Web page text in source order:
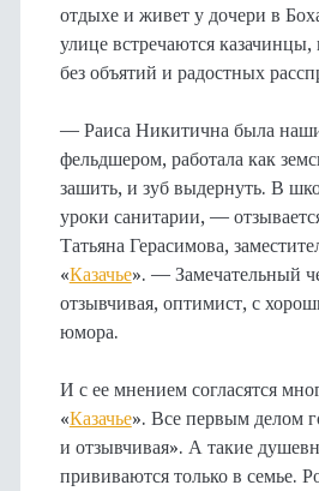
отдыхе и живет у дочери в
улице встречаются казачинцы,
без объятий и радостных
— Раиса Никитична была
фельдшером, работала как
зашить, и зуб выдернуть. В
уроки санитарии, —
Татьяна Герасимова,
«Казачье». — Замечательный
отзывчивая, оптимист, с
юмора.
И с ее мнением согласятся
«Казачье». Все первым делом
и отзывчивая». А такие
прививаются только в семье.